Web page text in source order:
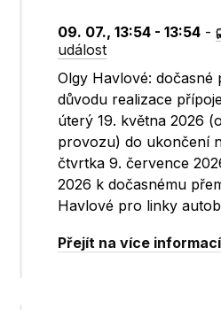
09. 07., 13:54 - 13:54 -
událost
Olgy Havlové: dočasné
důvodu realizace
úterý 19. května 2026
provozu) do ukončení
čtvrtka 9. července
2026 k dočasnému
Havlové pro linky
Přejít na více informací